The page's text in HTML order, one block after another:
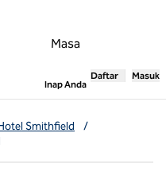
Masa
Inap Anda,Membuka
Daftar Masuk
Smithfield
/